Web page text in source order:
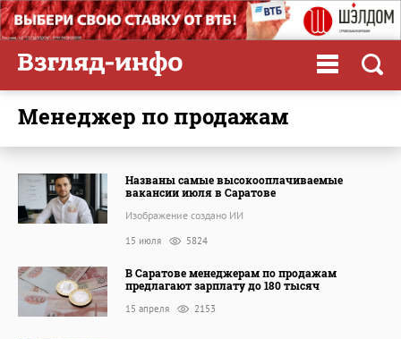
менеджер по продажам
Названы самые высокооплачиваемые
вакансии июля в Саратове
Изображение создано ИИ
15 июля 5824
В Саратове менеджерам по продажам
предлагают зарплату до 180 тысяч
15 апреля 2153